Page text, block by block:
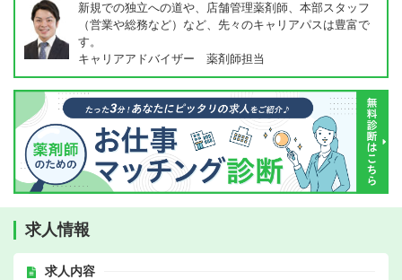
新規での独立への道や、店舗管理薬剤師、本部スタッフ
（営業や総務など）など、先々のキャリアパスは豊富で
す。
キャリアアドバイザー 薬剤師担当
求人情報
求人内容